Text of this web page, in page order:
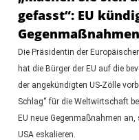
gefasst“: EU
Die Präsidentin der
hat die Bürger der EU auf die
der angekündigten US-Zölle
Schlag“ für die Weltwirtschaft
EU neue Gegenmaßnahmen
USA eskalieren.